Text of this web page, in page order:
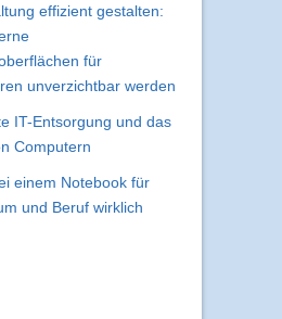
effizient gestalten:
für
unverzichtbar werden
IT-Entsorgung und das
Computern
einem Notebook für
und Beruf wirklich